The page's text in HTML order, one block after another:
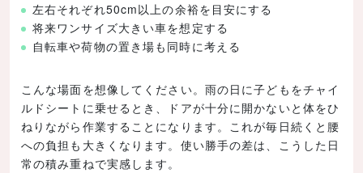
左右それぞれ50cm以上の余裕を目安にする
将来ワンサイズ大きい車を想定する
自転車や荷物の置き場も同時に考える
こんな場面を想像してください。雨の日に子どもをチャイ
ルドシートに乗せるとき、ドアが十分に開かないと体をひ
ねりながら作業することになります。これが毎日続くと腰
への負担も大きくなります。使い勝手の差は、こうした日
常の積み重ねで実感します。